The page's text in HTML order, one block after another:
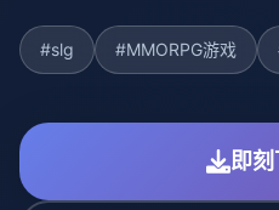
#slg #MMORPG游戏
即